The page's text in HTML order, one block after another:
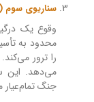
سناریوی سوم
وقوع یک
محدود به
را ترور
می‌دهد. این
جنگ تمام‌عیار